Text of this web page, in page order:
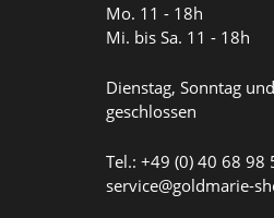
Mo. 11 - 18h
Mi. bis Sa. 11 - 18h
Dienstag, Sonntag
geschlossen
Tel.: +49 (0) 40 68 98
service@goldmarie-